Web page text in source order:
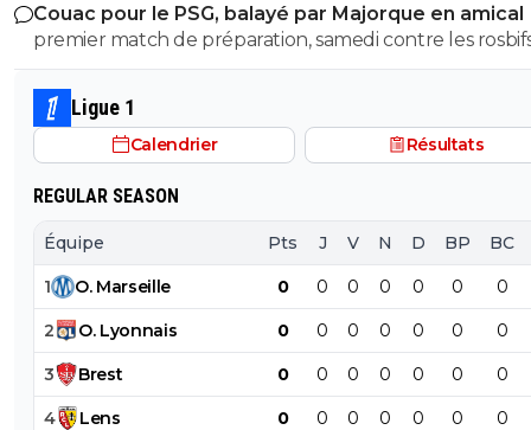
Couac pour le PSG, balayé par Majorque en amical
premier match de préparation, samedi contre les
🇵🇹🇧🇷🇫🇷🇺🇦
Ligue 1
Calendrier Résultats
REGULAR SEASON
Équipe Pts J V N D BP BC
1 O. Marseille 0 0 0 0 0 0 0
2 O. Lyonnais 0 0 0 0 0 0 0
3 Brest 0 0 0 0 0 0 0
4 Lens 0 0 0 0 0 0 0